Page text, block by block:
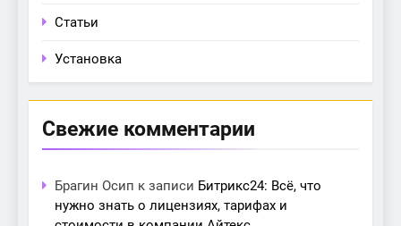
Статьи
Установка
Свежие комментарии
Брагин Осип к записи Битрикс24: Всё, что
нужно знать о лицензиях, тарифах и